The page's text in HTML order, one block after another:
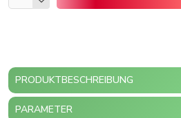
PRODUKTBESCHREIBUNG
PARAMETER